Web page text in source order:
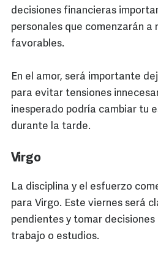
decisiones financieras
personales que comenzarán a
favorables.
En el amor, será importante
para evitar tensiones
inesperado podría cambiar tu
durante la tarde.
Virgo
La disciplina y el esfuerzo
para Virgo. Este viernes será
pendientes y tomar
trabajo o estudios.